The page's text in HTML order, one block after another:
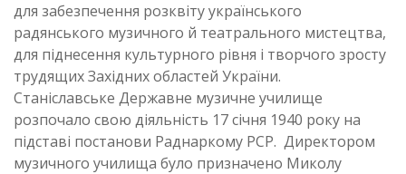
для забезпечення розквіту українського
радянського музичного й театрального мистецтва,
для піднесення культурного рівня і творчого зросту
трудящих Західних областей України.
Станіславське Державне музичне училище
розпочало свою діяльність 17 січня 1940 року на
підставі постанови Раднаркому РСР. Директором
музичного училища було призначено Миколу